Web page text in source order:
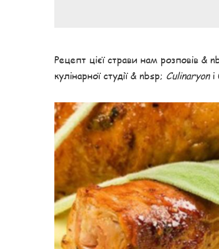
Рецепт цієї страви нам розповів
кулінарної студії & nbsp; Culinaryon